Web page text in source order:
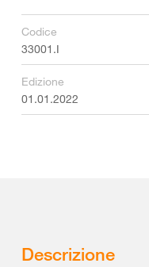
Codice
33001.I
Edizione
01.01.2022
Descrizione